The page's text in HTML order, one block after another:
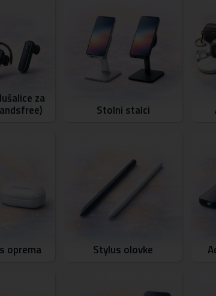
za
Stolni stalci
oprema Stylus olovke